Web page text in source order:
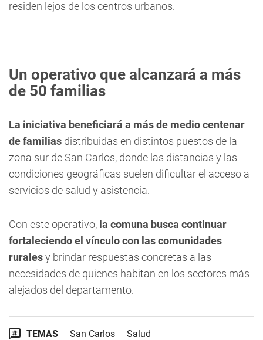
residen lejos de los centros urbanos.
Un operativo que alcanzará a más
de 50 familias
La iniciativa beneficiará a más de medio centenar
de familias distribuidas en distintos puestos de la
zona sur de San Carlos, donde las distancias y las
condiciones geográficas suelen dificultar el acceso a
servicios de salud y asistencia.
Con este operativo, la comuna busca continuar
fortaleciendo el vínculo con las comunidades
ruralesy brindar respuestas concretas a las
necesidades de quienes habitan en los sectores más
alejados del departamento.
TEMAS San Carlos Salud